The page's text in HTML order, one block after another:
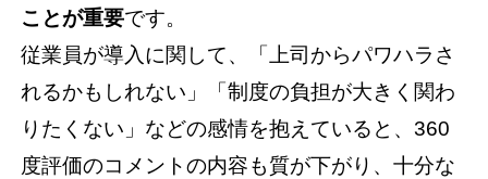
ことが重要です。
従業員が導入に関して、「上司からパワハラさ
れるかもしれない」「制度の負担が大きく関わ
りたくない」などの感情を抱えていると、360
度評価のコメントの内容も質が下がり、十分な